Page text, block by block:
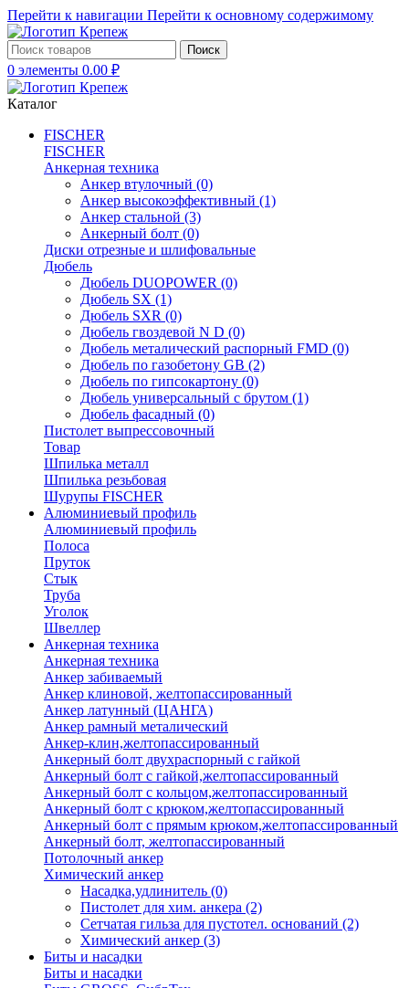
Перейти к навигации Перейти к основному содержимому
Поиск
0 элементы 0.00 ₽
Каталог
FISCHER
FISCHER
Анкерная техника
Анкер втулочный (0)
Анкер высокоэффективный (1)
Анкер стальной (3)
Анкерный болт (0)
Диски отрезные и шлифовальные
Дюбель
Дюбель DUOPOWER (0)
Дюбель SX (1)
Дюбель SXR (0)
Дюбель гвоздевой N D (0)
Дюбель металический распорный FMD (0)
Дюбель по газобетону GB (2)
Дюбель по гипсокартону (0)
Дюбель универсальный с брутом (1)
Дюбель фасадный (0)
Пистолет выпрессовочный
Товар
Шпилька металл
Шпилька резьбовая
Шурупы FISCHER
Алюминиевый профиль
Алюминиевый профиль
Полоса
Пруток
Стык
Труба
Уголок
Швеллер
Анкерная техника
Анкерная техника
Анкер забиваемый
Анкер клиновой, желтопассированный
Анкер латунный (ЦАНГА)
Анкер рамный металический
Анкер-клин,желтопассированный
Анкерный болт двухраспорный с гайкой
Анкерный болт с гайкой,желтопассированный
Анкерный болт с кольцом,желтопассированный
Анкерный болт с крюком,желтопассированный
Анкерный болт с прямым крюком,желтопассированный
Анкерный болт, желтопассированный
Потолочный анкер
Химический анкер
Насадка,удлинитель (0)
Пистолет для хим. анкера (2)
Сетчатая гильза для пустотел. оснований (2)
Химический анкер (3)
Биты и насадки
Биты и насадки